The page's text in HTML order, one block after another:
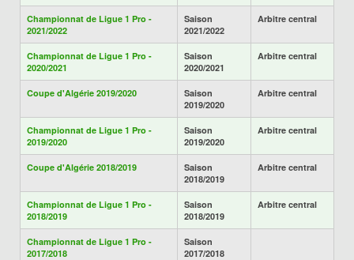
Championnat de Ligue 1 Pro -
2021/2022
Saison
2021/2022
Arbitre central
Championnat de Ligue 1 Pro -
2020/2021
Saison
2020/2021
Arbitre central
Coupe d'Algérie 2019/2020
Saison
2019/2020
Arbitre central
Championnat de Ligue 1 Pro -
2019/2020
Saison
2019/2020
Arbitre central
Coupe d'Algérie 2018/2019
Saison
2018/2019
Arbitre central
Championnat de Ligue 1 Pro -
2018/2019
Saison
2018/2019
Arbitre central
Championnat de Ligue 1 Pro -
2017/2018
Saison
2017/2018